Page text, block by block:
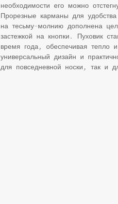
необходимости его можно
Прорезные карманы для
на тесьму-молнию дополнена
застежкой на кнопки. Пуховик
время года, обеспечивая тепло
универсальный дизайн и
для повседневной носки, так и